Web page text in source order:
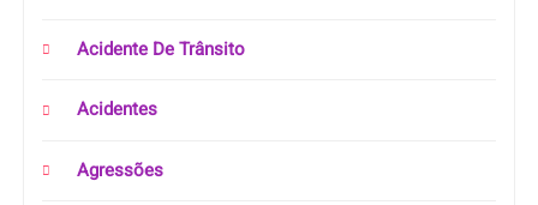
Acidente De Trânsito
Acidentes
Agressões